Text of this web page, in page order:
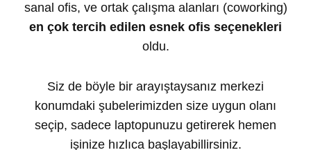
sanal ofis, ve ortak çalışma alanları (coworking)
en çok tercih edilen esnek ofis seçenekleri
oldu.
Siz de böyle bir arayıştaysanız merkezi
konumdaki şubelerimizden size uygun olanı
seçip, sadece laptopunuzu getirerek hemen
işinize hızlıca başlayabillirsiniz.